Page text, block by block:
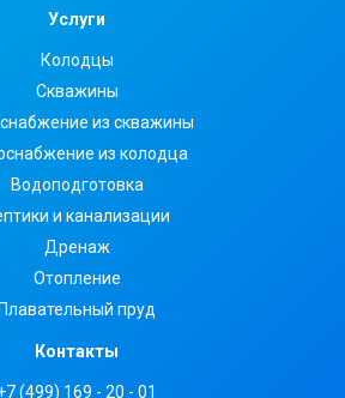
Услуги
Колодцы
Скважины
из скважины
из колодца
Водоподготовка
и канализации
Дренаж
Отопление
Плавательный пруд
Контакты
(499) 169 - 20 - 01